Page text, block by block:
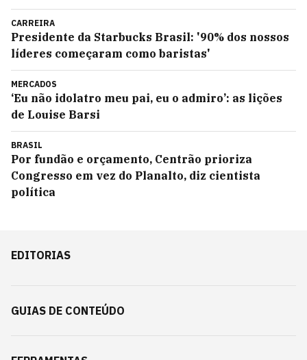
CARREIRA
Presidente da Starbucks Brasil: '90% dos nossos
líderes começaram como baristas'
MERCADOS
‘Eu não idolatro meu pai, eu o admiro’: as lições
de Louise Barsi
BRASIL
Por fundão e orçamento, Centrão prioriza
Congresso em vez do Planalto, diz cientista
política
EDITORIAS
GUIAS DE CONTEÚDO